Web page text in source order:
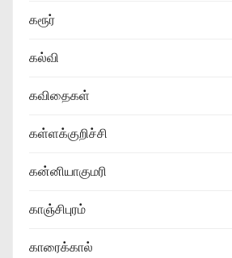
கரூர்
கல்வி
கவிதைகள்
கள்ளக்குறிச்சி
கன்னியாகுமரி
காஞ்சிபுரம்
காரைக்கால்